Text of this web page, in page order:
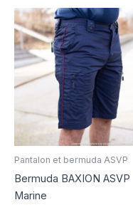
Pantalon et bermuda ASVP
Bermuda BAXION ASVP
Marine